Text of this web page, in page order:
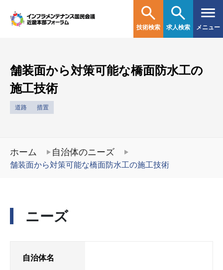
技術検索 求人検索 メニュー
舗装面から対策可能な橋面防水工の
施工技術
道路 措置
ホーム 自治体のニーズ
舗装面から対策可能な橋面防水工の施工技術
ニーズ
自治体名